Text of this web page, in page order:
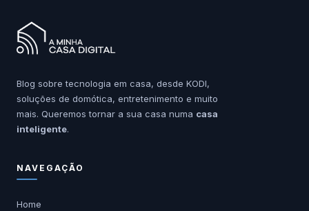
Blog sobre tecnologia em casa, desde KODI,
soluções de domótica, entretenimento e muito
mais. Queremos tornar a sua casa numa casa
inteligente.
NAVEGAÇÃO
Home